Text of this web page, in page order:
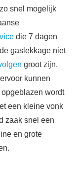
snel mogelijk
die 7 dagen
gaslekkage niet
groot zijn.
kunnen
wordt
een kleine vonk
zaak snel een
en grote